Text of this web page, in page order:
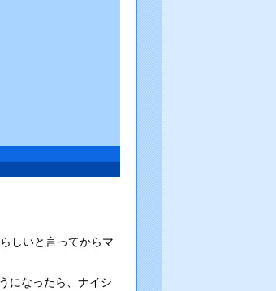
しいと言ってからマ
になったら、ナイシ